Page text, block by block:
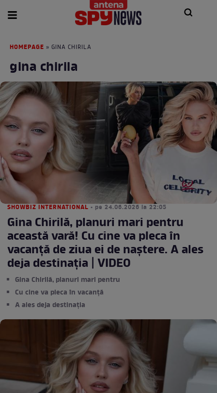
HOMEPAGE » GINA CHIRILA
gina chirila
SHOWBIZ INTERNATIONAL • pe 24.06.2026 la 22:05
Gina Chirilă, planuri mari pentru
această vară! Cu cine va pleca în
vacanță de ziua ei de naștere. A ales
deja destinația | VIDEO
Gina Chirilă, planuri mari pentru
Cu cine va pleca în vacanță
A ales deja destinația